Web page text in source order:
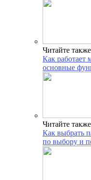
Читайте
Как работает
основные
Читайте
Как выбрать
по выбору и